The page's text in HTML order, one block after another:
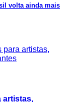
volta ainda mais
artistas,